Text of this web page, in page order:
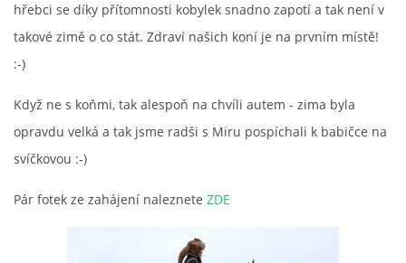
hřebci se díky přítomnosti kobylek snadno zapotí a tak není v
takové zimě o co stát. Zdraví našich koní je na prvním místě!
:-)
Když ne s koňmi, tak alespoň na chvíli autem - zima byla
opravdu velká a tak jsme radši s Miru pospíchali k babičce na
svíčkovou :-)
Pár fotek ze zahájení naleznete ZDE